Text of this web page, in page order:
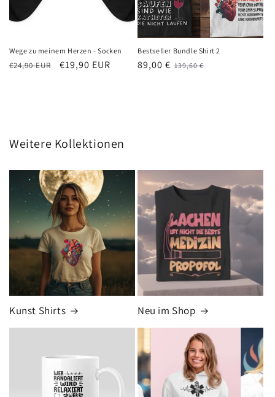
Wege zu meinem Herzen - Socken
Normaler
€24,90 EUR Verkaufspreis
€19,90 EUR
Bestseller Bundle Shirt 2
Normaler
Verkaufspreis
89,00 € 139,60 €
Weitere Kollektionen
Kunst Shirts Neu im Shop